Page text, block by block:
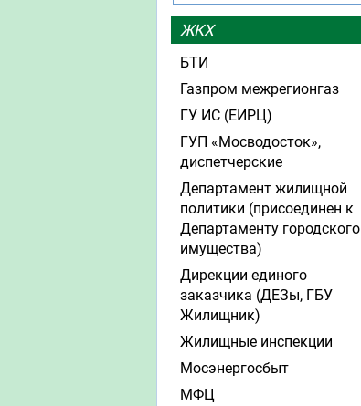
ЖКХ
БТИ
Газпром межрегионгаз
ГУ ИС (ЕИРЦ)
ГУП «Мосводосток»,
диспетчерские
Департамент жилищной
политики (присоединен к
Департаменту городского
имущества)
Дирекции единого
заказчика (ДЕЗы, ГБУ
Жилищник)
Жилищные инспекции
Мосэнергосбыт
МФЦ